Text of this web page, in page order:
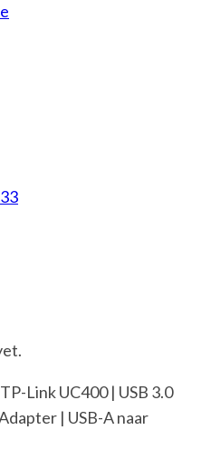
Link UC400 | USB 3.0
| USB-A naar